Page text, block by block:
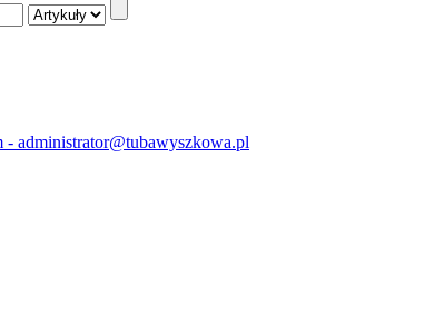
- administrator@tubawyszkowa.pl